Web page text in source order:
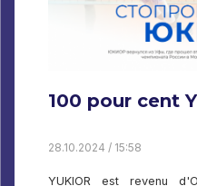
100 pour cent
28.10.2024 / 15:58
YUKIOR est revenu